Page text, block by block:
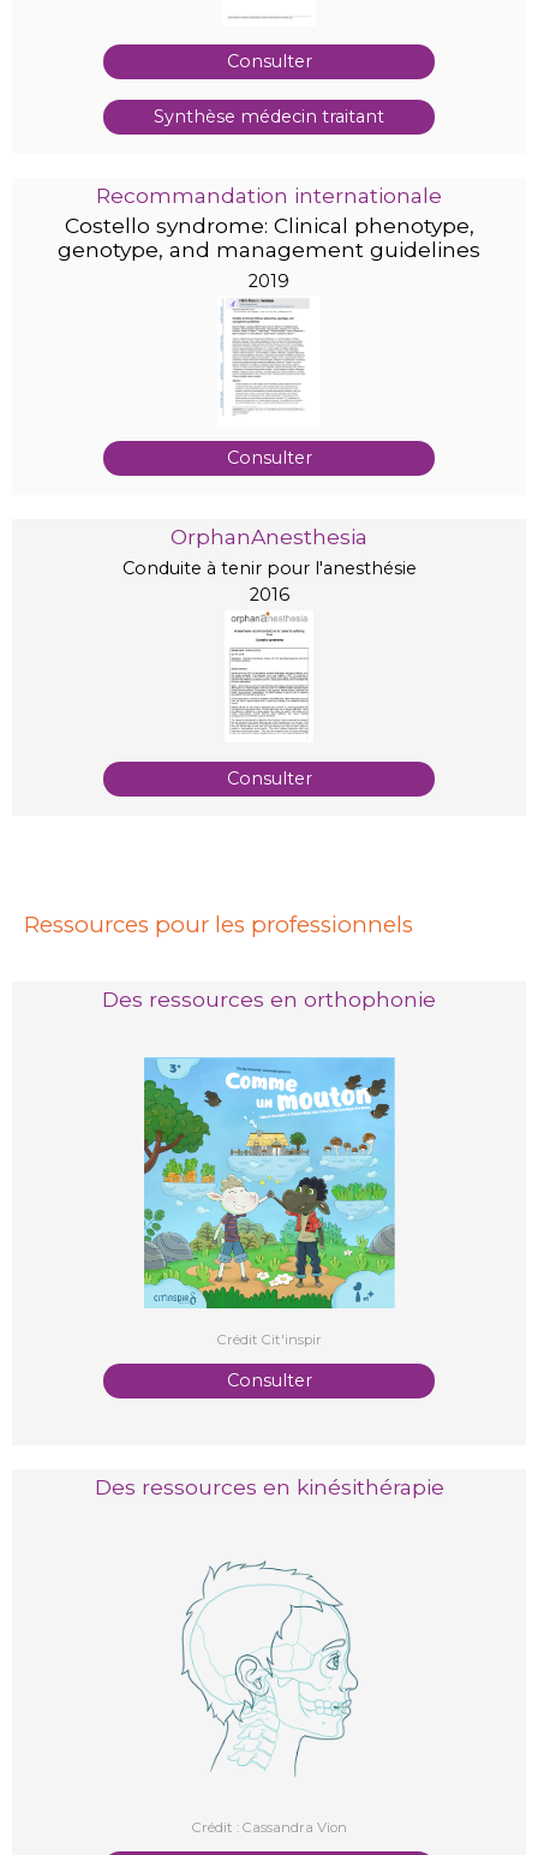
Consulter
Synthèse médecin traitant
Recommandation internationale
Costello syndrome: Clinical phenotype,
genotype, and management guidelines
2019
Consulter
OrphanAnesthesia
Conduite à tenir pour l'anesthésie
2016
Consulter
Ressources pour les professionnels
Des ressources en orthophonie
Crédit Cit'inspir
Consulter
Des ressources en kinésithérapie
Crédit : Cassandra Vion